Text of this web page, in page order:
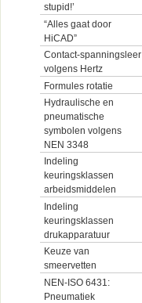
stupid!’
“Alles gaat door
HiCAD”
Contact-spanningsleer
volgens Hertz
Formules rotatie
Hydraulische en
pneumatische
symbolen volgens
NEN 3348
Indeling
keuringsklassen
arbeidsmiddelen
Indeling
keuringsklassen
drukapparatuur
Keuze van
smeervetten
NEN-ISO 6431:
Pneumatiek